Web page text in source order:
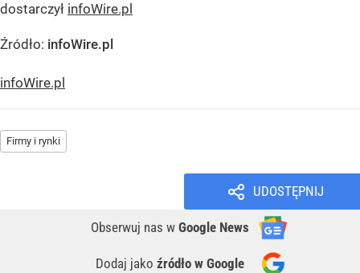
dostarczył infoWire.pl
Źródło: infoWire.pl
infoWire.pl
Firmy i rynki
UDOSTĘPNIJ
Obserwuj nas w Google News
Dodaj jako źródło w Google